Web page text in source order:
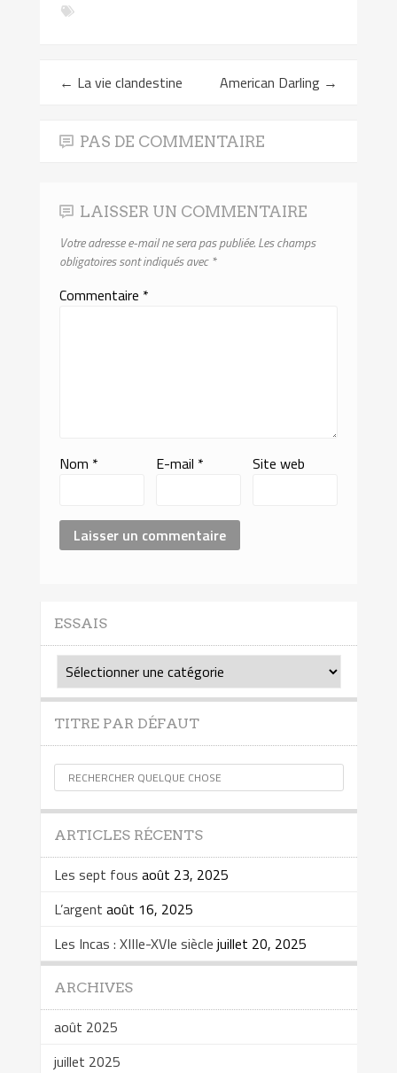
← La vie clandestine American Darling →
PAS DE COMMENTAIRE
LAISSER UN COMMENTAIRE
Votre adresse e-mail ne sera pas publiée.Les champs
obligatoires sont indiqués avec*
Commentaire *
Nom * E-mail * Site web
ESSAIS
Essais
TITRE PAR DÉFAUT
ARTICLES RÉCENTS
Les sept fous août 23, 2025
L’argent août 16, 2025
Les Incas : XIIIe-XVIe siècle juillet 20, 2025
ARCHIVES
août 2025
juillet 2025